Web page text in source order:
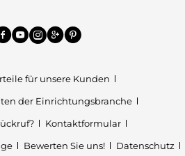
für unsere Kunden
der Einrichtungsbranche
Kontaktformular
Bewerten Sie uns!
Datenschutz